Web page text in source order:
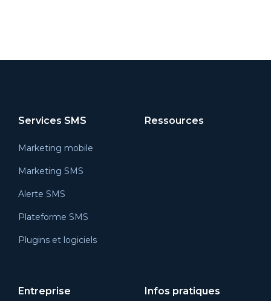
Services SMS
Marketing mobile
Marketing SMS
Alerte SMS
Plateforme SMS
Plugins et logiciels
Ressources
Entreprise Infos pratiques